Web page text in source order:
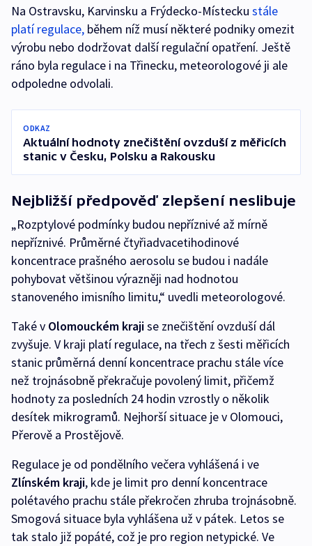
Na Ostravsku, Karvinsku a Frýdecko-Místecku stále
platí regulace, během níž musí některé podniky omezit
výrobu nebo dodržovat další regulační opatření. Ještě
ráno byla regulace i na Třinecku, meteorologové ji ale
odpoledne odvolali.
ODKAZ
Aktuální hodnoty znečištění ovzduší z měřicích
stanic v Česku, Polsku a Rakousku
Nejbližší předpověď zlepšení neslibuje
„Rozptylové podmínky budou nepříznivé až mírně
nepříznivé. Průměrné čtyřiadvacetihodinové
koncentrace prašného aerosolu se budou i nadále
pohybovat většinou výrazněji nad hodnotou
stanoveného imisního limitu,“ uvedli meteorologové.
Také v Olomouckém krajise znečištění ovzduší dál
zvyšuje. V kraji platí regulace, na třech z šesti měřicích
stanic průměrná denní koncentrace prachu stále více
než trojnásobně překračuje povolený limit, přičemž
hodnoty za posledních 24 hodin vzrostly o několik
desítek mikrogramů. Nejhorší situace je v Olomouci,
Přerově a Prostějově.
Regulace je od pondělního večera vyhlášená i ve
Zlínském kraji, kde je limit pro denní koncentrace
polétavého prachu stále překročen zhruba trojnásobně.
Smogová situace byla vyhlášena už v pátek. Letos se
tak stalo již popáté, což je pro region netypické. Ve